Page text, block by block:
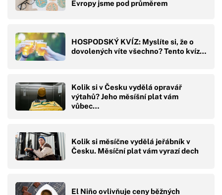
Evropy jsme pod průměrem
HOSPODSKÝ KVÍZ: Myslíte si, že o
dovolených víte všechno? Tento kvíz…
Kolik si v Česku vydělá opravář
výtahů? Jeho měsíšní plat vám
vůbec…
Kolik si měsíčne vydělá jeřábník v
Česku. Měsíční plat vám vyrazí dech
El Niño ovlivňuje ceny běžných